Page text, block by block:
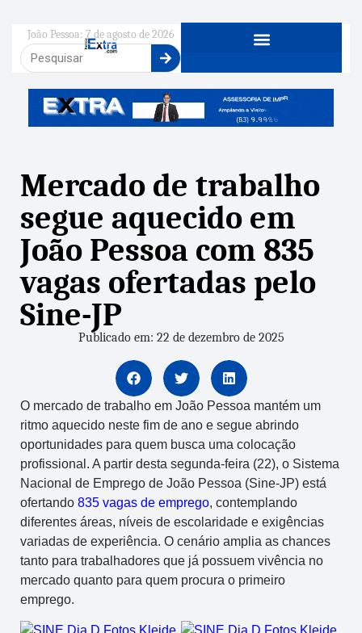
João Pessoa: 7 de agosto de 2026
Mercado de trabalho
segue aquecido em
João Pessoa com 835
vagas ofertadas pelo
Sine-JP
Publicado em: 22 de dezembro de 2025
O mercado de trabalho em João Pessoa mantém um
ritmo aquecido neste fim de ano e segue abrindo
oportunidades para quem busca uma colocação
profissional. A partir desta segunda-feira (22), o Sistema
Nacional de Emprego de João Pessoa (Sine-JP) está
ofertando 835 vagas de emprego, contemplando
diferentes áreas, níveis de escolaridade e exigências
variadas de experiência. O cenário amplia as chances
tanto para trabalhadores que já possuem vivência no
mercado quanto para quem procura o primeiro
emprego.